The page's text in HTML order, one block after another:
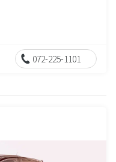
072-225-1101